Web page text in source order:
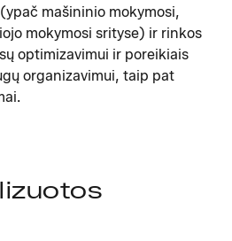
mašininio mokymosi,
mokymosi srityse) ir rinkos
optimizavimui ir poreikiais
organizavimui, taip pat